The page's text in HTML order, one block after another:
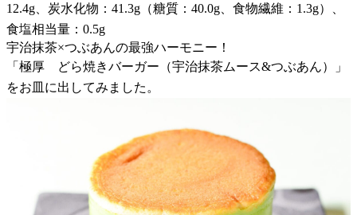
12.4g、炭水化物：41.3g（糖質：40.0g、食物繊維：1.3g）、
食塩相当量：0.5g
宇治抹茶×つぶあんの最強ハーモニー！
「極厚 どら焼きバーガー（宇治抹茶ムース&つぶあん）」
をお皿に出してみました。